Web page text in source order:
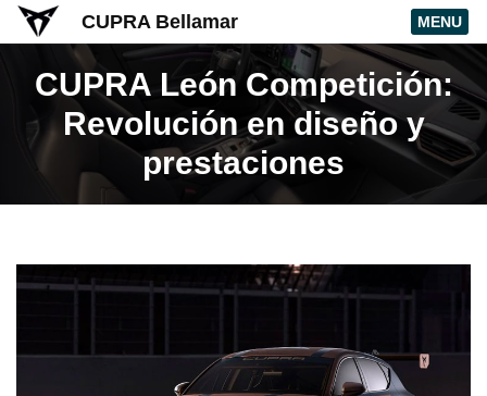
CUPRA Bellamar MENU
CUPRA León Competición:
Revolución en diseño y
prestaciones